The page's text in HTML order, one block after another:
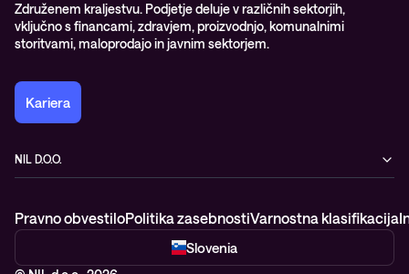
Trajnost in družbena odgovornost
Združenem kraljestvu. Podjetje deluje v različnih sektorjih,
vključno s financami, zdravjem, proizvodnjo, komunalnimi
storitvami, maloprodajo in javnim sektorjem.
Kariera
NIL D.O.O.
Slovenija
Pravno obvestiloPolitika zasebnostiVarnostna klasifikacija
Slovenia